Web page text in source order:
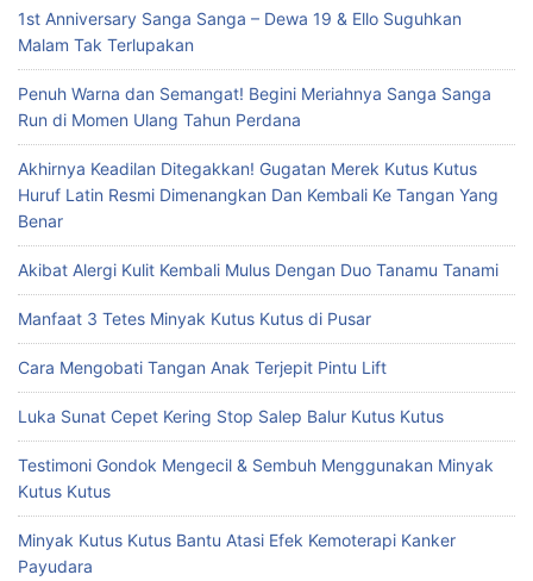
1st Anniversary Sanga Sanga – Dewa 19 & Ello Suguhkan
Malam Tak Terlupakan
Penuh Warna dan Semangat! Begini Meriahnya Sanga Sanga
Run di Momen Ulang Tahun Perdana
Akhirnya Keadilan Ditegakkan! Gugatan Merek Kutus Kutus
Huruf Latin Resmi Dimenangkan Dan Kembali Ke Tangan Yang
Benar
Akibat Alergi Kulit Kembali Mulus Dengan Duo Tanamu Tanami
Manfaat 3 Tetes Minyak Kutus Kutus di Pusar
Cara Mengobati Tangan Anak Terjepit Pintu Lift
Luka Sunat Cepet Kering Stop Salep Balur Kutus Kutus
Testimoni Gondok Mengecil & Sembuh Menggunakan Minyak
Kutus Kutus
Minyak Kutus Kutus Bantu Atasi Efek Kemoterapi Kanker
Payudara